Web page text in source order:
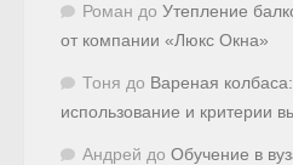
Роман до Утепление
от компании «Люкс Окна»
Тоня до Вареная колбаса:
использование и критерии
Андрей до Обучение в